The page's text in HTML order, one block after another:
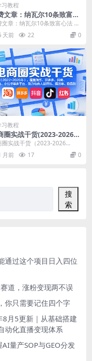
习教程
文章：纳瓦尔10条致富心
文章：纳瓦尔10条致富心法 课
绍 纳瓦尔的原话是:地位游戏是
游戏，而...
天前 22 0
习教程
圈实战干货(2023-2026
覆盖淘系、拼多多、抖
小红书等多平台，助力电
避开坑、提效率、稳盈利
圈实战干货（2023-2026
，覆盖淘系、拼多多、抖音、
等多平台，...
月前 17 0
搜
索
通过这个项目日入四位
道，涨粉变现两不误
你只需要记住四个字
月5更新｜从基础搭建
动化直播变现体系
量产SOP与GEO分发